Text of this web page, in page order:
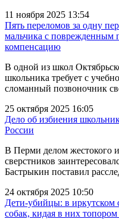
11 ноября 2025 13:54
Пять переломов за одну
мальчика с поврежденным
компенсацию
В одной из школ
школьника требует с
сломанный позвоночник
25 октября 2025 16:05
Дело об избиения
России
В Перми делом жестокого
сверстников
Бастрыкин поставил
24 октября 2025 10:50
Дети-убийцы: в иркутском
собак, кидая в них